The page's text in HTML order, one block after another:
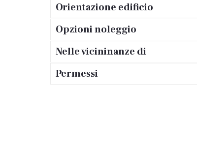
Orientazione edificio
Opzioni noleggio
Nelle vicininanze di
Permessi